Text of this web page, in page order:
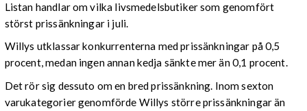
Listan handlar om vilka livsmedelsbutiker som genomfört
störst prissänkningar i juli.
Willys utklassar konkurrenterna med prissänkningar på 0,5
procent, medan ingen annan kedja sänkte mer än 0,1 procent.
Det rör sig dessuto om en bred prissänkning. Inom sexton
varukategorier genomförde Willys större prissänkningar än